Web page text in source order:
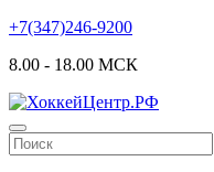
+7(347)246-9200
8.00 - 18.00 МСК